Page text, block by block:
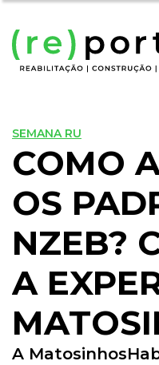
SEMANA RU
COMO
OS
NZEB?
A
A